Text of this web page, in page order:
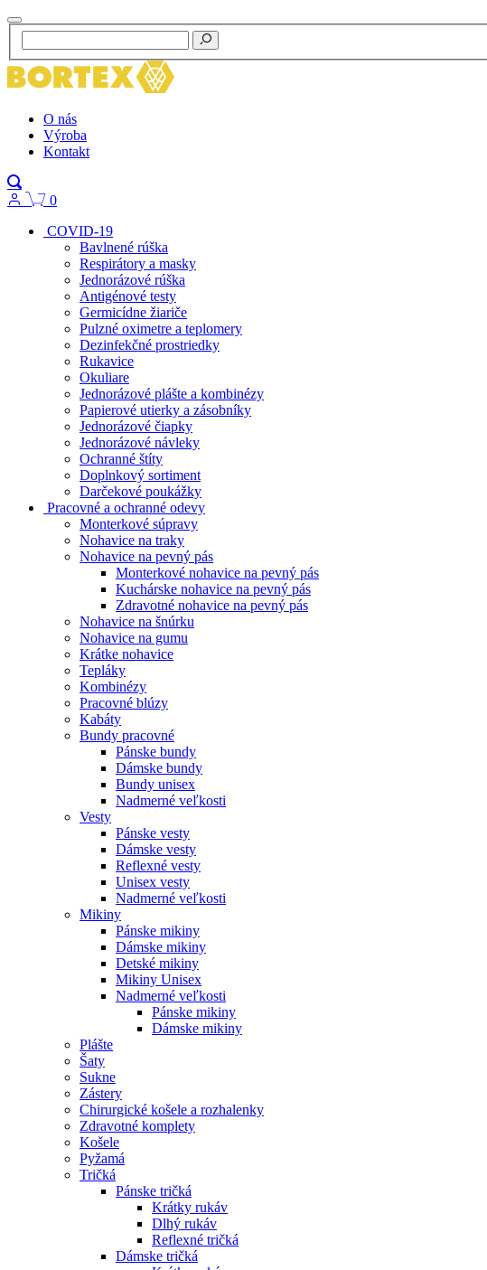
O nás
Výroba
Kontakt
0
COVID-19
Bavlnené rúška
Respirátory a masky
Jednorázové rúška
Antigénové testy
Germicídne žiariče
Pulzné oximetre a teplomery
Dezinfekčné prostriedky
Rukavice
Okuliare
Jednorázové plášte a kombinézy
Papierové utierky a zásobníky
Jednorázové čiapky
Jednorázové návleky
Ochranné štíty
Doplnkový sortiment
Darčekové poukážky
Pracovné a ochranné odevy
Monterkové súpravy
Nohavice na traky
Nohavice na pevný pás
Monterkové nohavice na pevný pás
Kuchárske nohavice na pevný pás
Zdravotné nohavice na pevný pás
Nohavice na šnúrku
Nohavice na gumu
Krátke nohavice
Tepláky
Kombinézy
Pracovné blúzy
Kabáty
Bundy pracovné
Pánske bundy
Dámske bundy
Bundy unisex
Nadmerné veľkosti
Vesty
Pánske vesty
Dámske vesty
Reflexné vesty
Unisex vesty
Nadmerné veľkosti
Mikiny
Pánske mikiny
Dámske mikiny
Detské mikiny
Mikiny Unisex
Nadmerné veľkosti
Pánske mikiny
Dámske mikiny
Plášte
Šaty
Sukne
Zástery
Chirurgické košele a rozhalenky
Zdravotné komplety
Košele
Pyžamá
Tričká
Pánske tričká
Krátky rukáv
Dlhý rukáv
Reflexné tričká
Dámske tričká